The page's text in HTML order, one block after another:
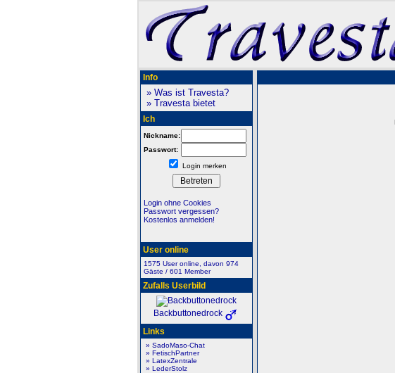
Info
» Was ist Travesta?
» Travesta bietet
Ich
Nickname:
Passwort:
Login merken
Login ohne Cookies
Passwort vergessen?
Kostenlos anmelden!
User online
1575 User online, davon 974
Gäste / 601 Member
Zufalls Userbild
Backbuttonedrock
Links
» SadoMaso-Chat
» FetischPartner
» LatexZentrale
» LederStolz